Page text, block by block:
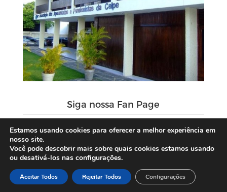
Siga nossa Fan Page
Estamos usando cookies para oferecer a melhor experiência em
nosso site.
Você pode descobrir mais sobre quais cookies estamos usando
ou desativá-los nas configurações.
Aceitar Todos Rejeitar Todos Configurações